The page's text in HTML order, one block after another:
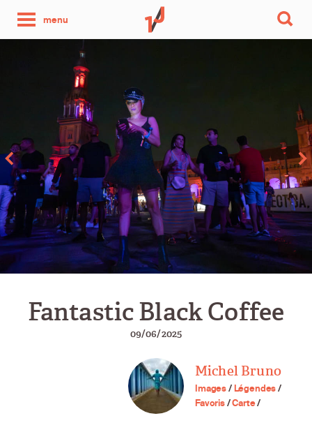
menu
jour
Fantastic Black Coffee
09/06/2025
Michel Bruno
Images/Légendes/
Favoris/Carte/